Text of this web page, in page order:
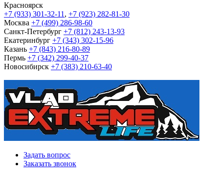
Красноярск
+7 (933) 301-32-11 , +7 (923) 282-81-30
Москва +7 (499) 286-98-60
Санкт-Петербург +7 (812) 243-13-93
Екатеринбург +7 (343) 302-15-96
Казань +7 (843) 216-80-89
Пермь +7 (342) 299-40-37
Новосибирск +7 (383) 210-63-40
Задать вопрос
Заказать звонок